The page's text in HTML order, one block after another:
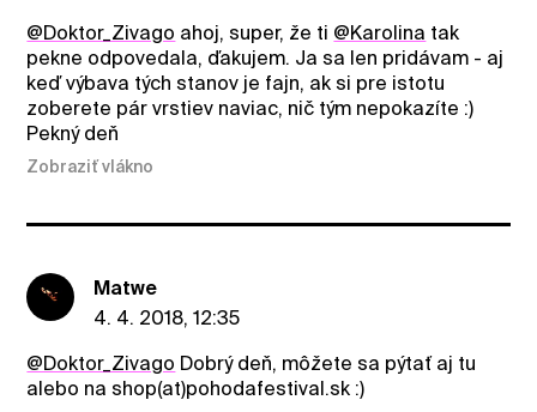
@Doktor_Zivago ahoj, super, že ti @Karolina tak
pekne odpovedala, ďakujem. Ja sa len pridávam - aj
keď výbava tých stanov je fajn, ak si pre istotu
zoberete pár vrstiev naviac, nič tým nepokazíte :)
Pekný deň
Zobraziť vlákno
Matwe
4. 4. 2018, 12:35
@Doktor_Zivago Dobrý deň, môžete sa pýtať aj tu
alebo na shop(at)pohodafestival.sk :)